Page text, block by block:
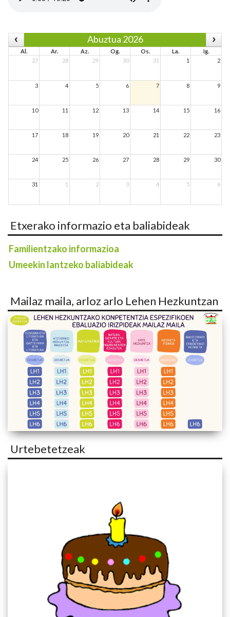
Abuztua 2026
Al. Ar. Az. Og. Os. La.
Ig.
27
28 29 30 31 1 2
3 4 5 6 7 8 9
10 11 12 13 14 15 16
17 18 19 20 21 22 23
24 25 26 27 28 29 30
31 1 2 3 4 5 6
Etxerako informazio eta baliabideak
Familientzako informazioa
Umeekin lantzeko baliabideak
Mailaz maila, arloz arlo Lehen Hezkuntzan
Urtebetetzeak